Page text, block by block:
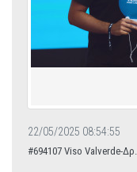
22/05/2025 08:54:55
#694107 Viso Valverde-